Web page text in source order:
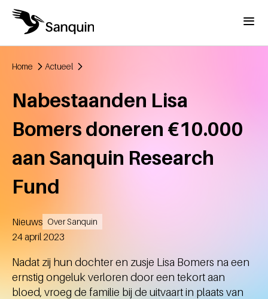
Overslaan en naar de inhoud gaan
Menu
Home Actueel
Nabestaanden Lisa
Bomers doneren €10.000
aan Sanquin Research
Fund
Nieuws Over Sanquin
Aangemaakt
24 april 2023
Nadat zij hun dochter en zusje Lisa Bomers na een
ernstig ongeluk verloren door een tekort aan
bloed, vroeg de familie bij de uitvaart in plaats van